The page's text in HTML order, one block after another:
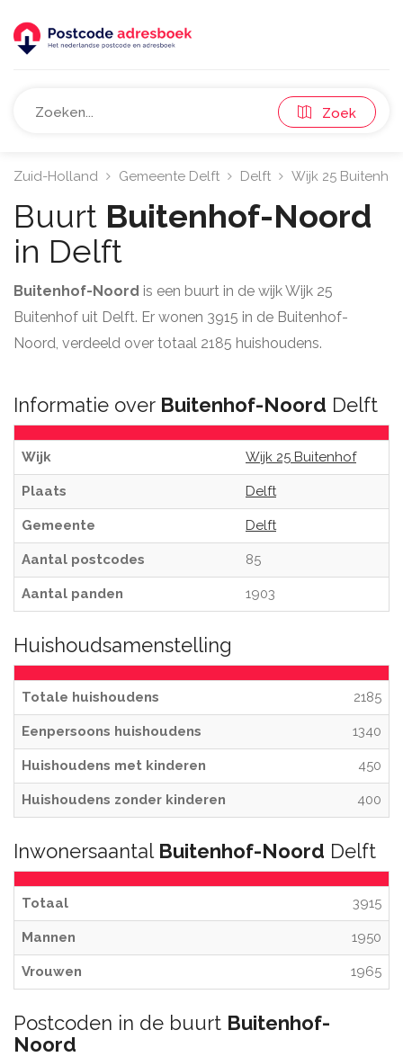
Zoek
Zuid-Holland Gemeente Delft Delft Wijk 25 Buitenhof
Buurt Buitenhof-Noord
in Delft
Buitenhof-Noord is een buurt in de wijk Wijk 25
Buitenhof uit Delft. Er wonen 3915 in de Buitenhof-
Noord, verdeeld over totaal 2185 huishoudens.
Informatie over Buitenhof-Noord Delft
Wijk Wijk 25 Buitenhof
Plaats Delft
Gemeente Delft
Aantal postcodes 85
Aantal panden 1903
Huishoudsamenstelling
Totale huishoudens 2185
Eenpersoons huishoudens 1340
Huishoudens met kinderen 450
Huishoudens zonder kinderen 400
Inwonersaantal Buitenhof-Noord Delft
Totaal 3915
Mannen 1950
Vrouwen 1965
Postcoden in de buurt Buitenhof-
Noord